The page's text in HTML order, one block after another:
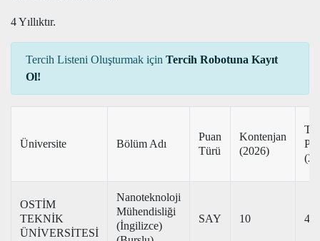
4 Yıllıktır.
Tercih Listeni Oluşturmak için Tercih Robotuna Kayıt
Ol!
Üniversite Bölüm Adı
Puan
Türü
Kontenjan
(2026)
OSTİM
TEKNİK
ÜNİVERSİTESİ
Nanoteknoloji
Mühendisliği
(İngilizce)
SAY 10